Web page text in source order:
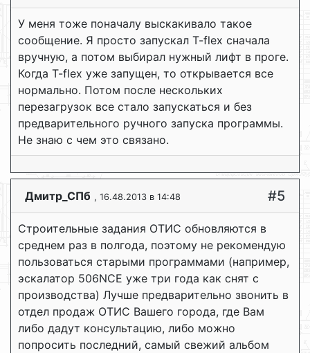
У меня тоже поначалу выскакивало такое
сообщение. Я просто запускал T-flex сначала
вручную, а потом выбирал нужный лифт в проге.
Когда T-flex уже запущен, то открывается все
нормально. Потом после нескольких
перезагрузок все стало запускаться и без
предварительного ручного запуска программы.
Не знаю с чем это связано.
Дмитр_СПб , 16.48.2013 в 14:48 #5
Строительные задания ОТИС обновляются в
среднем раз в полгода, поэтому не рекомендую
пользоваться старыми программами (например,
эскалатор 506NCE уже три года как снят с
производства) Лучше предварительно звонить в
отдел продаж ОТИС Вашего города, где Вам
либо дадут консультацию, либо можно
попросить последний, самый свежий альбом